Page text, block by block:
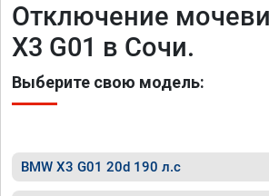
Отключение
X3 G01 в Сочи.
Выберите свою модель:
BMW X3 G01 20d 190 л.с